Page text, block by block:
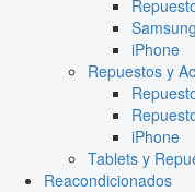
iPhone
Repuestos y
iPhone
Tablets y
Reacondicionados